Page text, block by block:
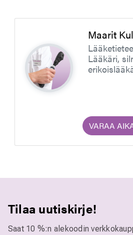
Maarit
Lääkäri,
VARAA
Tilaa uutiskirje!
Saat 10 %:n alekoodin